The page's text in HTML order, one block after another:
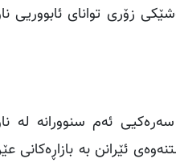
زۆری توانای ئابووریی
سەرەکیی ئەم سنوورانە لە
ئێرانن بە بازاڕەکانی